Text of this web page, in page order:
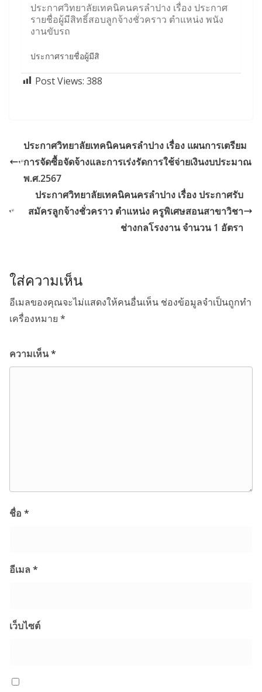
ประกาศวิทยาลัยเทคนิคนครลำปาง เรื่อง ประกาศ
รายชื่อผู้มีสิทธิ์สอบลูกจ้างชั่วคราว ตำแหน่ง พนัง
งานขับรถ
ประกาศรายชื่อผู้มีสิ
Post Views: 388
ประกาศวิทยาลัยเทคนิคนครลำปาง เรื่อง แผนการเตรียม
การจัดซื้อจัดจ้างและการเร่งรัดการใช้จ่ายเงินงบประมาณ
พ.ศ.2567
ประกาศวิทยาลัยเทคนิคนครลำปาง เรื่อง ประกาศรับ
สมัครลูกจ้างชั่วคราว ตำแหน่ง ครูพิเศษสอนสาขาวิชา
ช่างกลโรงงาน จำนวน 1 อัตรา
ใส่ความเห็น
อีเมลของคุณจะไม่แสดงให้คนอื่นเห็น ช่องข้อมูลจำเป็นถูกทำ
เครื่องหมาย *
ความเห็น*
ชื่อ *
อีเมล *
เว็บไซต์